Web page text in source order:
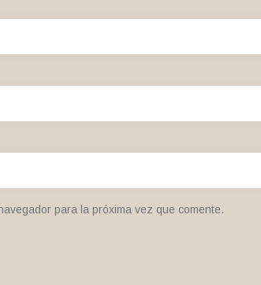
para la próxima vez que comente.